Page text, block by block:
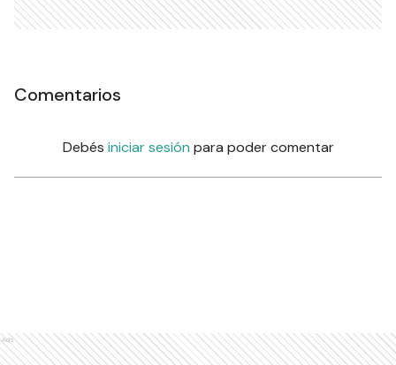
Comentarios
Debés iniciar sesión para poder comentar
Ads